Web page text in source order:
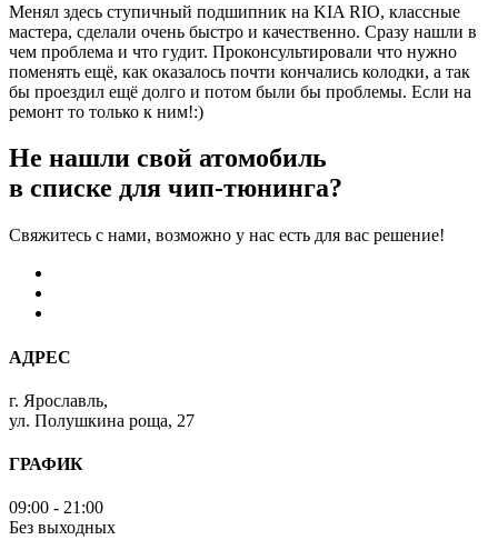
Менял здесь ступичный подшипник на KIA RIO, классные
мастера, сделали очень быстро и качественно. Сразу нашли в
чем проблема и что гудит. Проконсультировали что нужно
поменять ещё, как оказалось почти кончались колодки, а так
бы проездил ещё долго и потом были бы проблемы. Если на
ремонт то только к ним!:)
Не нашли свой атомобиль
в списке для чип-тюнинга?
Свяжитесь с нами, возможно у нас есть для вас решение!
АДРЕС
г. Ярославль,
ул. Полушкина роща, 27
ГРАФИК
09:00 - 21:00
Без выходных